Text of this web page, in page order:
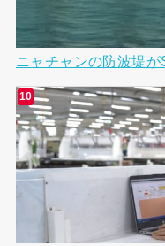
ニャチャンの防波堤